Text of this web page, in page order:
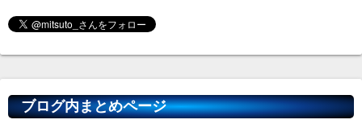
ブログ内まとめページ